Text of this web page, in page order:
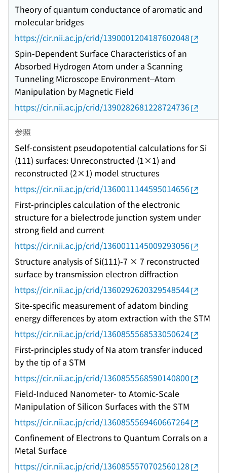
Theory of quantum conductance of aromatic and
molecular bridges
https://cir.nii.ac.jp/crid/1390001204187602048
Spin-Dependent Surface Characteristics of an
Absorbed Hydrogen Atom under a Scanning
Tunneling Microscope Environment–Atom
Manipulation by Magnetic Field
https://cir.nii.ac.jp/crid/1390282681228724736
参照
Self-consistent pseudopotential calculations for Si
(111) surfaces: Unreconstructed (1×1) and
reconstructed (2×1) model structures
https://cir.nii.ac.jp/crid/1360011144595014656
First-principles calculation of the electronic
structure for a bielectrode junction system under
strong field and current
https://cir.nii.ac.jp/crid/1360011145009293056
Structure analysis of Si(111)-7 × 7 reconstructed
surface by transmission electron diffraction
https://cir.nii.ac.jp/crid/1360292620329548544
Site-specific measurement of adatom binding
energy differences by atom extraction with the STM
https://cir.nii.ac.jp/crid/1360855568533050624
First-principles study of Na atom transfer induced
by the tip of a STM
https://cir.nii.ac.jp/crid/1360855568590140800
Field-Induced Nanometer- to Atomic-Scale
Manipulation of Silicon Surfaces with the STM
https://cir.nii.ac.jp/crid/1360855569460667264
Confinement of Electrons to Quantum Corrals on a
Metal Surface
https://cir.nii.ac.jp/crid/1360855570702560128